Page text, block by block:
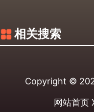
相关搜索
Copyright ©
网站首页